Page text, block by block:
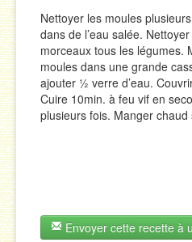
Nettoyer les moules
dans de l’eau salée.
morceaux tous les légumes.
moules dans une grande
ajouter ½ verre d’eau.
Cuire 10min. à feu vif en
plusieurs fois. Manger
Envoyer cette recette à